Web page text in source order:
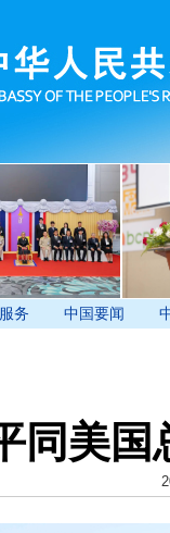
务 中国要闻
同美国